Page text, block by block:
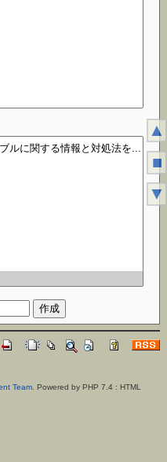
Team. Powered by PHP 7.4 : HTML
▲
■
▼